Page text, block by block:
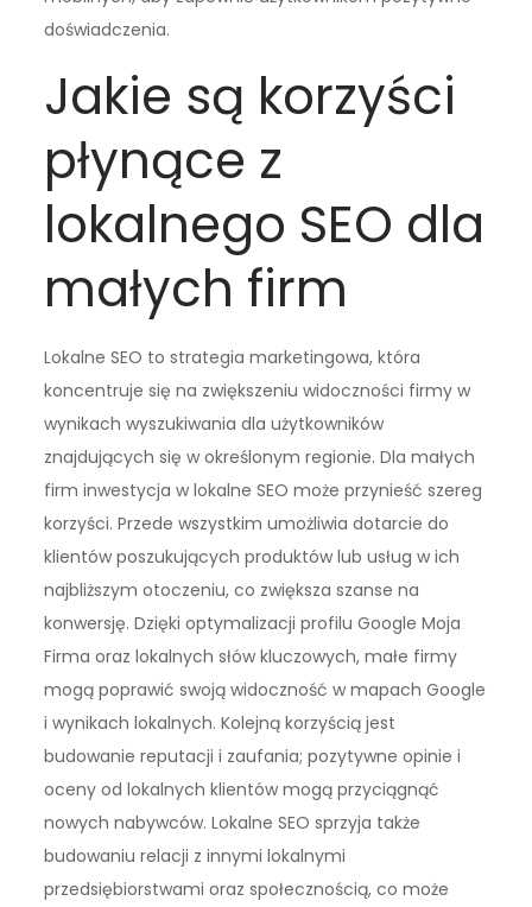
doświadczenia.
Jakie są korzyści
płynące z
lokalnego SEO dla
małych firm
Lokalne SEO to strategia marketingowa, która
koncentruje się na zwiększeniu widoczności firmy w
wynikach wyszukiwania dla użytkowników
znajdujących się w określonym regionie. Dla małych
firm inwestycja w lokalne SEO może przynieść szereg
korzyści. Przede wszystkim umożliwia dotarcie do
klientów poszukujących produktów lub usług w ich
najbliższym otoczeniu, co zwiększa szanse na
konwersję. Dzięki optymalizacji profilu Google Moja
Firma oraz lokalnych słów kluczowych, małe firmy
mogą poprawić swoją widoczność w mapach Google
i wynikach lokalnych. Kolejną korzyścią jest
budowanie reputacji i zaufania; pozytywne opinie i
oceny od lokalnych klientów mogą przyciągnąć
nowych nabywców. Lokalne SEO sprzyja także
budowaniu relacji z innymi lokalnymi
przedsiębiorstwami oraz społecznością, co może